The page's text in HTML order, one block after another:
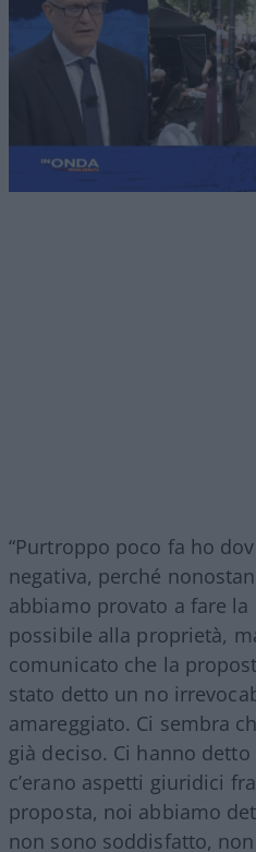
“Purtroppo poco fa ho
negativa, perché
abbiamo provato a fare
possibile alla proprietà,
comunicato che la
stato detto un no
amareggiato. Ci sembra
già deciso. Ci hanno
c’erano aspetti giuridici
proposta, noi abbiamo
non sono soddisfatto,